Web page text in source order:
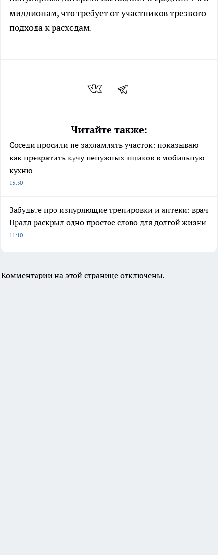
миллионам, что требует от участников трезвого
подхода к расходам.
Читайте также:
Соседи просили не захламлять участок: показываю
как превратить кучу ненужных ящиков в мобильную
кухню
15:30
Забудьте про изнуряющие тренировки и аптеки: врач
Пралл раскрыл одно простое слово для долгой жизни
11:10
Комментарии на этой странице отключены.